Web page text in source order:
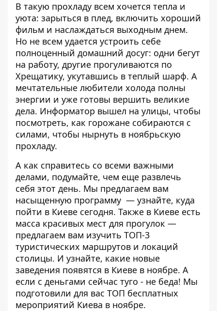
В такую прохладу всем хочется тепла и
уюта: зарыться в плед, включить хороший
фильм и наслаждаться выходным днем.
Но не всем удается устроить себе
полноценный домашний досуг: одни бегут
на работу, другие прогуливаются по
Хрещатику, укутавшись в теплый шарф. А
мечтательные любители холода полны
энергии и уже готовы вершить великие
дела. Информатор вышел на улицы, чтобы
посмотреть, как горожане собираются с
силами, чтобы нырнуть в ноябрьскую
прохладу.
А как справитесь со всеми важными
делами, подумайте, чем еще развлечь
себя этот день. Мы предлагаем вам
насыщенную программу — узнайте, куда
пойти в Киеве сегодня. Также в Киеве есть
масса красивых мест для прогулок —
предлагаем вам изучить ТОП-3
туристических маршрутов и локаций
столицы. И узнайте, какие новые
заведения появятся в Киеве в ноябре. А
если с деньгами сейчас туго - не беда! Мы
подготовили для вас ТОП бесплатных
мероприятий Киева в ноябре.